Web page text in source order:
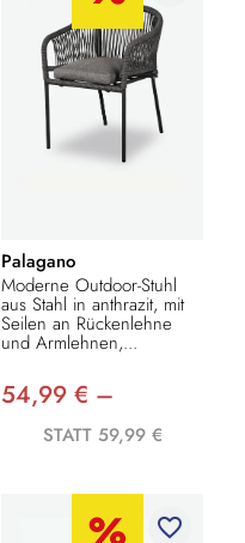
Palagano
Moderne Outdoor-Stuhl
aus Stahl in anthrazit, mit
Seilen an Rückenlehne
und Armlehnen,...
54,99 € –
STATT 59,99 €
favorite_border